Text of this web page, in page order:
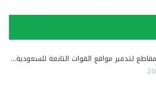
لتدمير مواقع القوات التابعة للسعودية…